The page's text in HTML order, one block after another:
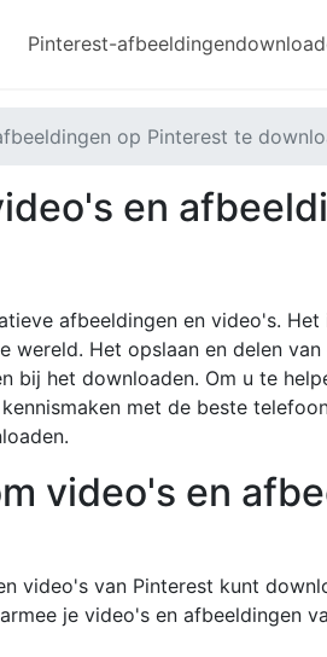
Pinterest-
op Pinterest te
en
afbeeldingen en video's. Het
wereld. Het opslaan en delen
bij het downloaden. Om u te
met de beste
video's en
video's van Pinterest kunt
je video's en afbeeldingen